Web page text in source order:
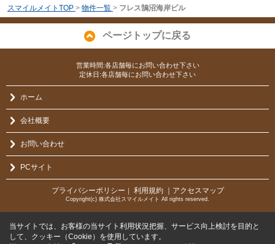
スマイルメイトTOP > 物件一覧 > フレス鵠沼海岸ビル
ページトップに戻る
営業時間:各店舗毎にお問い合わせ下さい
定休日:各店舗毎にお問い合わせ下さい
ホーム
会社概要
お問い合わせ
PCサイト
プライバシーポリシー 利用規約 ｜アクセスマップ
Copyright(c) 株式会社スマイルメイト All rights reserved.
当サイトでは、お客様の当サイト利用状況把握、サービス向上検討を目的と
して、クッキー（Cookie）を使用しています。